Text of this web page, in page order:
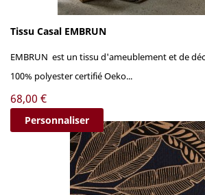
Tissu Casal EMBRUN
EMBRUN est un tissu d'ameublement et de
100% polyester certifié Oeko...
Prix
68,00 €
Personnaliser